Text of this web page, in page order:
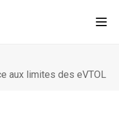
aux limites des eVTOL